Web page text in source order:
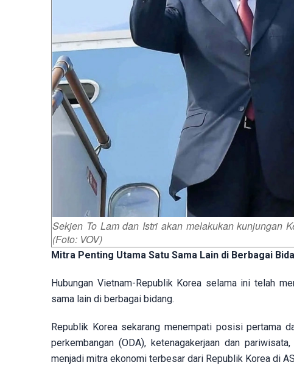
Sekjen To Lam dan Istri akan melakukan kunjungan
(Foto: VOV)
Mitra Penting Utama Satu Sama Lain di Berbagai
Hubungan Vietnam-Republik Korea selama ini telah
sama lain di berbagai bidang.
Republik Korea sekarang menempati posisi pertama
perkembangan (ODA), ketenagakerjaan dan
menjadi mitra ekonomi terbesar dari Republik Korea di